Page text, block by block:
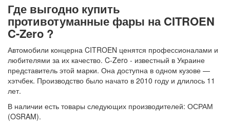
Где выгодно купить
противотуманные фары на CITROEN
C-Zero ?
Автомобили концерна CITROEN ценятся профессионалами и
любителями за их качество. C-Zero - известный в Украине
представитель этой марки. Она доступна в одном кузове —
хэтчбек. Производство было начато в 2010 году и длилось 11
лет.
В наличии есть товары следующих производителей: ОСРАМ
(OSRAM).